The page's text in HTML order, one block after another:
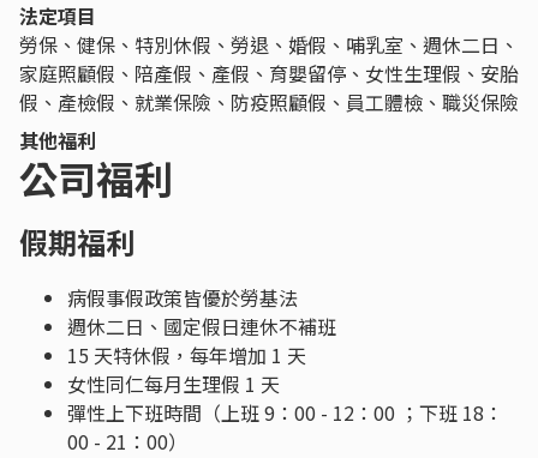
法定項目
勞保、健保、特別休假、勞退、婚假、哺乳室、週休二日、
家庭照顧假、陪產假、產假、育嬰留停、女性生理假、安胎
假、產檢假、就業保險、防疫照顧假、員工體檢、職災保險
其他福利
公司福利
假期福利
病假事假政策皆優於勞基法
週休二日、國定假日連休不補班
15 天特休假，每年增加 1 天
女性同仁每月生理假 1 天
彈性上下班時間（上班 9：00 - 12：00 ；下班 18：
00 - 21：00）